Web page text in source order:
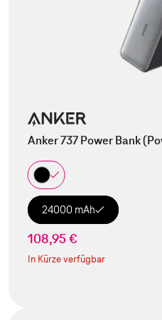
Anker 737 Power Bank
24000 mAh
108,95 €
In Kürze verfügbar